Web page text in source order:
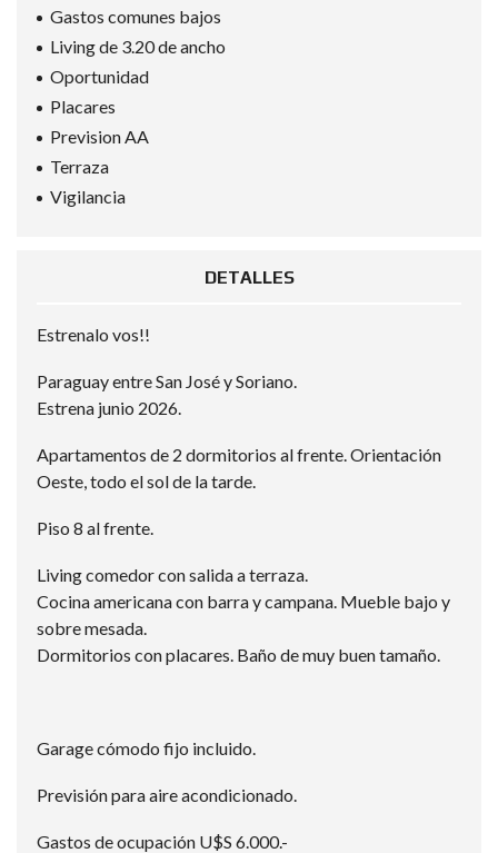
Gastos comunes bajos
Living de 3.20 de ancho
Oportunidad
Placares
Prevision AA
Terraza
Vigilancia
DETALLES
Estrenalo vos!!
Paraguay entre San José y Soriano.
Estrena junio 2026.
Apartamentos de 2 dormitorios al frente. Orientación
Oeste, todo el sol de la tarde.
Piso 8 al frente.
Living comedor con salida a terraza.
Cocina americana con barra y campana. Mueble bajo y
sobre mesada.
Dormitorios con placares. Baño de muy buen tamaño.
Garage cómodo fijo incluido.
Previsión para aire acondicionado.
Gastos de ocupación U$S 6.000.-